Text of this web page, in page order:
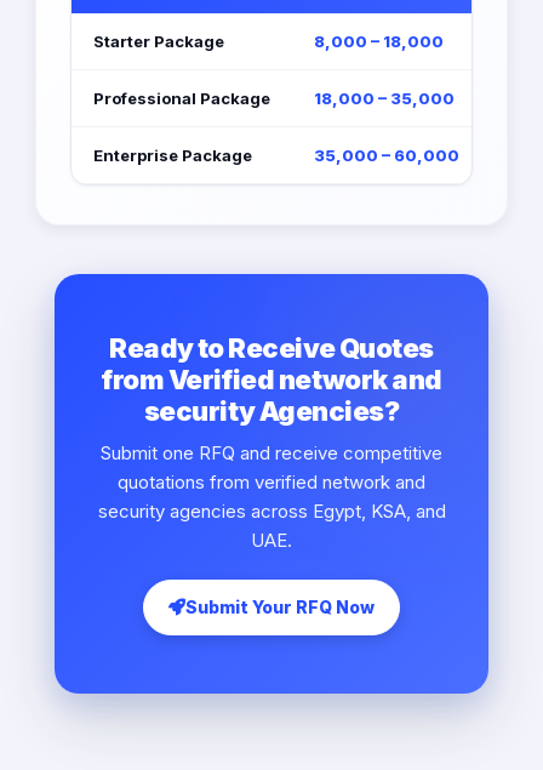
Starter Package 8,000 – 18,000
Professional Package 18,000 – 35,000
Enterprise Package 35,000 – 60,000
Ready to Receive Quotes
from Verified network and
security Agencies?
Submit one RFQ and receive competitive
quotations from verified network and
security agencies across Egypt, KSA, and
UAE.
Submit Your RFQ Now